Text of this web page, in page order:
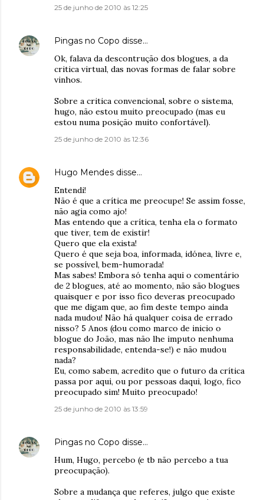
25 de junho de 2010 às 12:25
Pingas no Copo disse…
Ok, falava da descontrução dos blogues, a da
critica virtual, das novas formas de falar sobre
vinhos.
Sobre a critica convencional, sobre o sistema,
hugo, não estou muito preocupado (mas eu
estou numa posição muito confortável).
25 de junho de 2010 às 12:36
Hugo Mendes disse…
Entendi!
Não é que a crítica me preocupe! Se assim fosse,
não agia como ajo!
Mas entendo que a crítica, tenha ela o formato
que tiver, tem de existir!
Quero que ela exista!
Quero é que seja boa, informada, idónea, livre e,
se possível, bem-humorada!
Mas sabes! Embora só tenha aqui o comentário
de 2 blogues, até ao momento, não são blogues
quaisquer e por isso fico deveras preocupado
que me digam que, ao fim deste tempo ainda
nada mudou! Não há qualquer coisa de errado
nisso? 5 Anos (dou como marco de inicio o
blogue do João, mas não lhe imputo nenhuma
responsabilidade, entenda-se!) e não mudou
nada?
Eu, como sabem, acredito que o futuro da crítica
passa por aqui, ou por pessoas daqui, logo, fico
preocupado sim! Muito preocupado!
25 de junho de 2010 às 13:59
Pingas no Copo disse…
Hum, Hugo, percebo (e tb não percebo a tua
preocupação).
Sobre a mudança que referes, julgo que existe